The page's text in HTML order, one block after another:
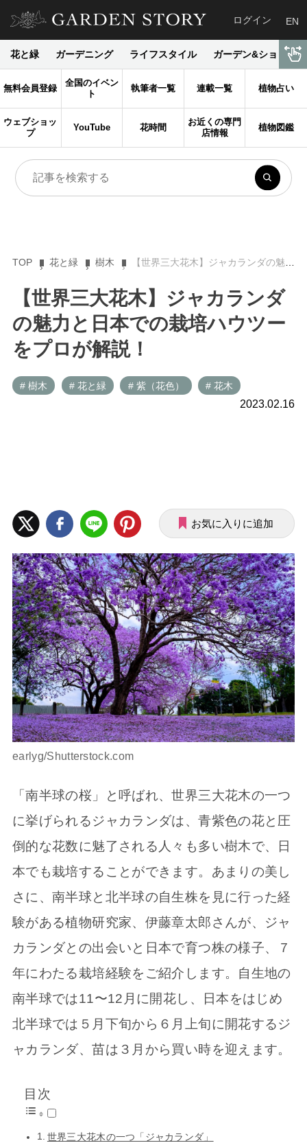
ログイン EN
花と緑 ガーデニング ライフスタイル ガーデン&ショップ
無料会員登録
全国のイベン
ト
執筆者一覧 連載一覧 植物占い
ウェブショッ
プ
YouTube 花時間
お近くの専門
店情報
植物図鑑
TOP 花と緑 樹木 【世界三大花木】ジャカランダの魅力と日本での栽培ハウツーをプロが解説！
【世界三大花木】ジャカランダ
の魅力と日本での栽培ハウツー
をプロが解説！
# 樹木 # 花と緑 # 紫（花色） # 花木
2023.02.16
お気に入りに追加
earlyg/Shutterstock.com
「南半球の桜」と呼ばれ、世界三大花木の一つ
に挙げられるジャカランダは、青紫色の花と圧
倒的な花数に魅了される人々も多い樹木で、日
本でも栽培することができます。あまりの美し
さに、南半球と北半球の自生株を見に行った経
験がある植物研究家、伊藤章太郎さんが、ジャ
カランダとの出会いと日本で育つ株の様子、７
年にわたる栽培経験をご紹介します。自生地の
南半球では11〜12月に開花し、日本をはじめ
北半球では５月下旬から６月上旬に開花するジ
ャカランダ、苗は３月から買い時を迎えます。
目次
世界三大花木の一つ「ジャカランダ」